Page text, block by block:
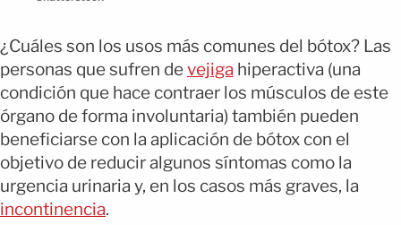
¿Cuáles son los usos más comunes del bótox? Las
personas que sufren devejiga hiperactiva (una
condición que hace contraer los músculos de este
órgano de forma involuntaria) también pueden
beneficiarse con la aplicación de bótox con el
objetivo de reducir algunos síntomas como la
urgencia urinaria y, en los casos más graves, la
incontinencia.